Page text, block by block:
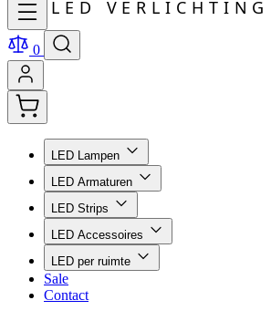
0
LED Lampen
LED Armaturen
LED Strips
LED Accessoires
LED per ruimte
Sale
Contact